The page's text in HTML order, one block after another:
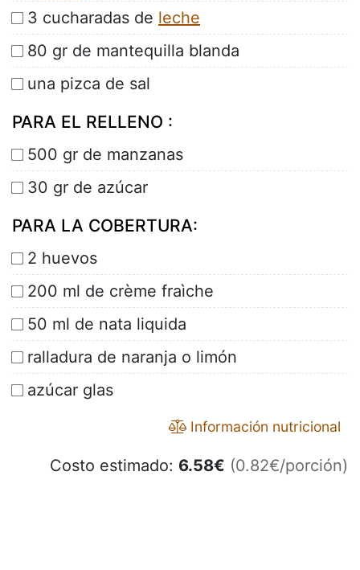
3 cucharadas de leche
80 gr de mantequilla blanda
una pizca de sal
PARA EL RELLENO :
500 gr de manzanas
30 gr de azúcar
PARA LA COBERTURA:
2 huevos
200 ml de crème fraìche
50 ml de nata liquida
ralladura de naranja o limón
azúcar glas
Información nutricional
Costo estimado: 6.58€ (0.82€/porción)